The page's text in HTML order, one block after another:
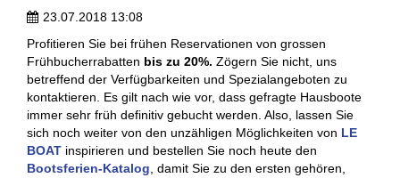
23.07.2018 13:08
Profitieren Sie bei frühen Reservationen von grossen
Frühbucherrabatten bis zu 20%. Zögern Sie nicht, uns
betreffend der Verfügbarkeiten und Spezialangeboten zu
kontaktieren. Es gilt nach wie vor, dass gefragte Hausboote
immer sehr früh definitiv gebucht werden. Also, lassen Sie
sich noch weiter von den unzähligen Möglichkeiten von LE
BOAT inspirieren und bestellen Sie noch heute den
Bootsferien-Katalog , damit Sie zu den ersten gehören,